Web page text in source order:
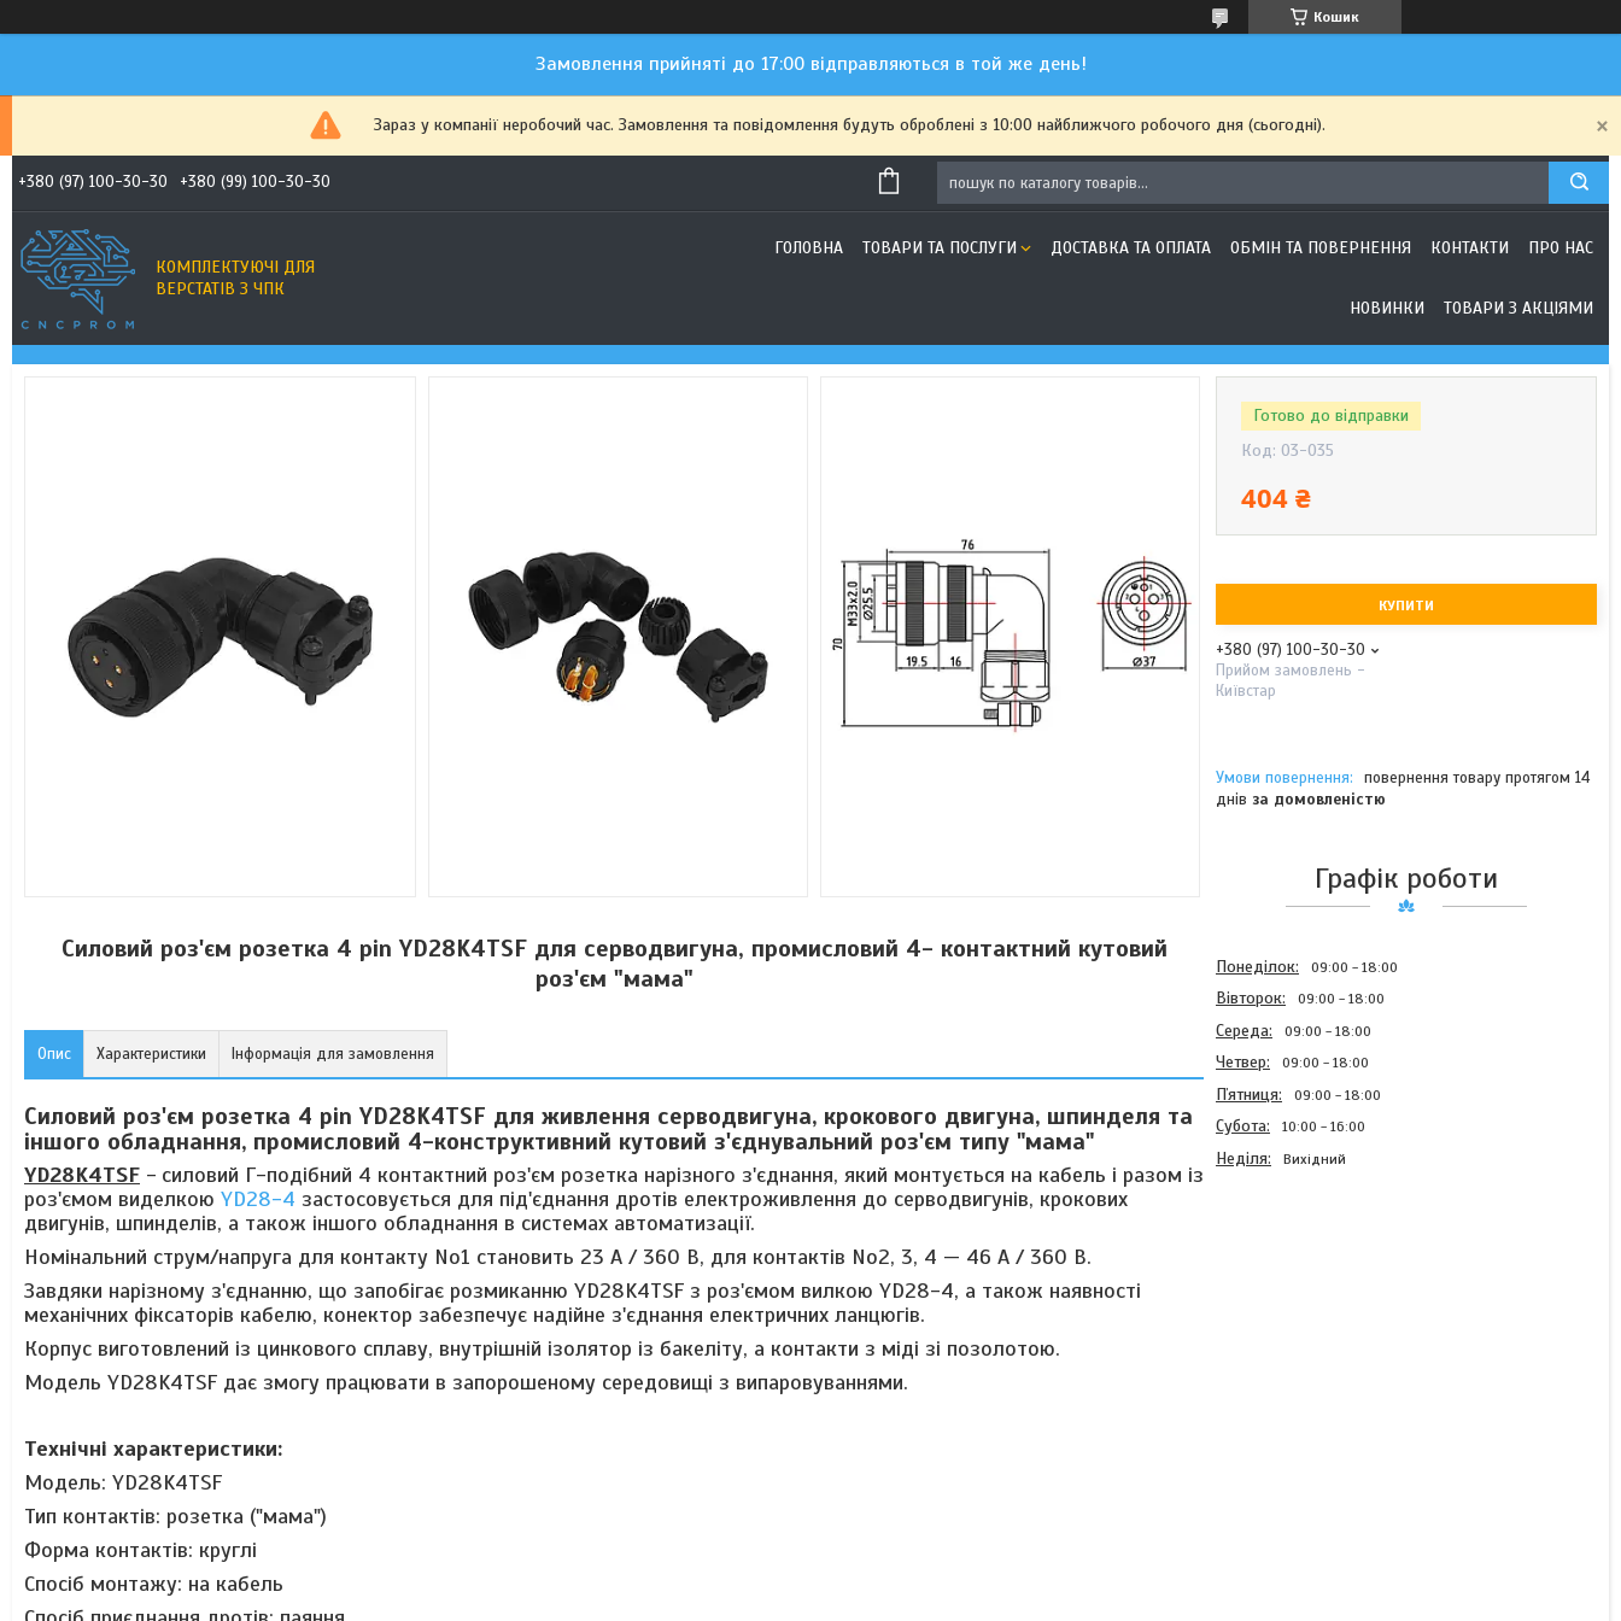
Кошик
Замовлення прийняті до 17:00 відправляються в той же день!
Зараз у компанії неробочий час. Замовлення та повідомлення будуть оброблені з 10:00 найближчого робочого дня (сьогодні).
+380 (97) 100-30-30 +380 (99) 100-30-30
КОМПЛЕКТУЮЧІ ДЛЯ
ВЕРСТАТІВ З ЧПК
ГОЛОВНА ТОВАРИ ТА ПОСЛУГИ ДОСТАВКА ТА ОПЛАТА ОБМІН ТА ПОВЕРНЕННЯ КОНТАКТИ ПРО НАС
НОВИНКИ ТОВАРИ З АКЦІЯМИ
Силовий роз'єм розетка 4 pin YD28K4TSF для серводвигуна, промисловий 4- контактний кутовий
роз'єм "мама"
Опис Характеристики Інформація для замовлення
Силовий роз'єм розетка 4 pin YD28K4TSF для живлення серводвигуна, крокового двигуна, шпинделя та
іншого обладнання, промисловий 4-конструктивний кутовий з'єднувальний роз'єм типу "мама"
YD28K4TSF - силовий Г-подібний 4 контактний роз'єм розетка нарізного з'єднання, який монтується на кабель і разом із
роз'ємом виделкою YD28-4 застосовується для під'єднання дротів електроживлення до серводвигунів, крокових
двигунів, шпинделів, а також іншого обладнання в системах автоматизації.
Номінальний струм/напруга для контакту No1 становить 23 А / 360 В, для контактів No2, 3, 4 — 46 А / 360 В.
Завдяки нарізному з'єднанню, що запобігає розмиканню YD28K4TSF з роз'ємом вилкою YD28-4, а також наявності
механічних фіксаторів кабелю, конектор забезпечує надійне з'єднання електричних ланцюгів.
Корпус виготовлений із цинкового сплаву, внутрішній ізолятор із бакеліту, а контакти з міді зі позолотою.
Модель YD28K4TSF дає змогу працювати в запорошеному середовищі з випаровуваннями.
Технічні характеристики:
Модель: YD28K4TSF
Тип контактів: розетка ("мама")
Форма контактів: круглі
Спосіб монтажу: на кабель
Готово до відправки
Код: 03-035
404 ₴
КУПИТИ
+380 (97) 100-30-30
Прийом замовлень -
Київстар
повернення товару протягом 14
днів за домовленістю
Графік роботи
Понеділок 09:00 18:00
Вівторок 09:00 18:00
Середа 09:00 18:00
Четвер 09:00 18:00
Пʼятниця 09:00 18:00
Субота 10:00 16:00
Неділя Вихідний